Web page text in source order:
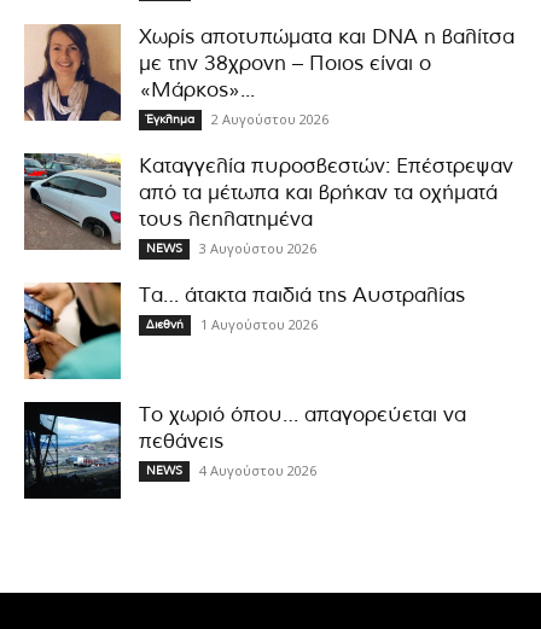
Χωρίς αποτυπώματα και DNA η βαλίτσα
με την 38χρονη – Ποιος είναι ο
«Μάρκος»...
Έγκλημα 2 Αυγούστου 2026
Καταγγελία πυροσβεστών: Επέστρεψαν
από τα μέτωπα και βρήκαν τα οχήματά
τους λεηλατημένα
NEWS 3 Αυγούστου 2026
Τα… άτακτα παιδιά της Αυστραλίας
Διεθνή 1 Αυγούστου 2026
Το χωριό όπου… απαγορεύεται να
πεθάνεις
NEWS 4 Αυγούστου 2026